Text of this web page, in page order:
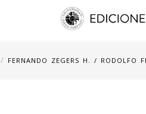
/ FERNANDO ZEGERS H. / RODOLFO